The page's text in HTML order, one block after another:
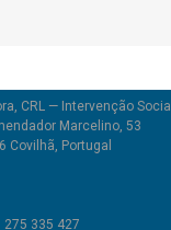
CRL — Intervenção Social
Marcelino, 53
Covilhã, Portugal
335 427